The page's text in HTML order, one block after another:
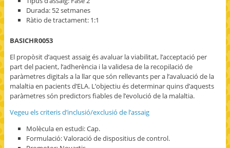
Durada: 52 setmanes
Ràtio de tractament: 1:1
BASICHR0053
El propòsit d’aquest assaig és avaluar la viabilitat, l’acceptació per
part del pacient, l‘adherència i la validesa de la recopilació de
paràmetres digitals a la llar que són rellevants per a l’avaluació de la
malaltia en pacients d’ELA. L’objectiu és determinar quins d’aquests
paràmetres són predictors fiables de l’evolució de la malaltia.
Vegeu els criteris d’inclusió/exclusió de l’assaig
Molècula en estudi: Cap.
Formulació: Valoració de dispositius de control.